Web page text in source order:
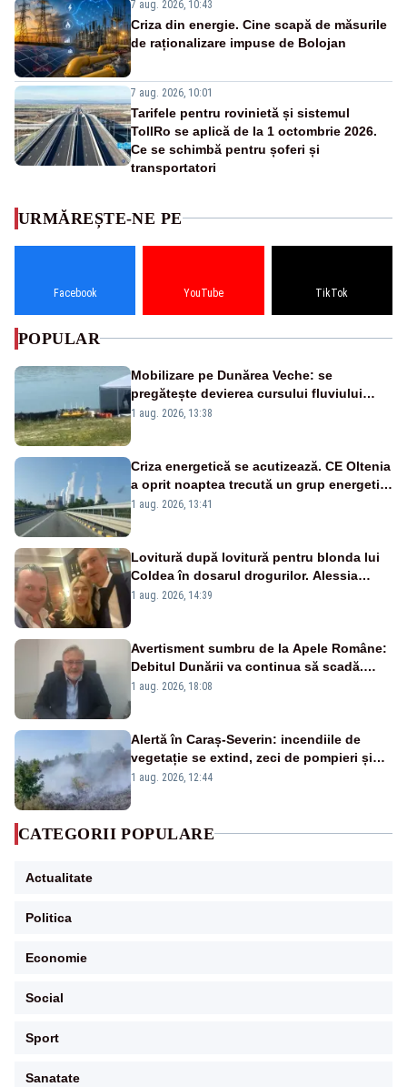
7 aug. 2026, 10:43
Criza din energie. Cine scapă de măsurile
de raționalizare impuse de Bolojan
7 aug. 2026, 10:01
Tarifele pentru rovinietă și sistemul
TollRo se aplică de la 1 octombrie 2026.
Ce se schimbă pentru șoferi și
transportatori
URMĂREȘTE-NE PE
Facebook YouTube TikTok
POPULAR
Mobilizare pe Dunărea Veche: se
pregătește devierea cursului fluviului
către Cernavodă – VIDEO
1 aug. 2026, 13:38
Criza energetică se acutizează. CE Oltenia
a oprit noaptea trecută un grup energetic
de la Rovinari
1 aug. 2026, 13:41
Lovitură după lovitură pentru blonda lui
Coldea în dosarul drogurilor. Alessia
Păcuraru explică decizia magistraților
1 aug. 2026, 14:39
Avertisment sumbru de la Apele Române:
Debitul Dunării va continua să scadă.
Cernavodă s-ar putea închide în 4 zile
1 aug. 2026, 18:08
Alertă în Caraș-Severin: incendiile de
vegetație se extind, zeci de pompieri și
silvicultori se luptă cu flăcările - VIDEO
1 aug. 2026, 12:44
CATEGORII POPULARE
Actualitate
Politica
Economie
Social
Sport
Sanatate